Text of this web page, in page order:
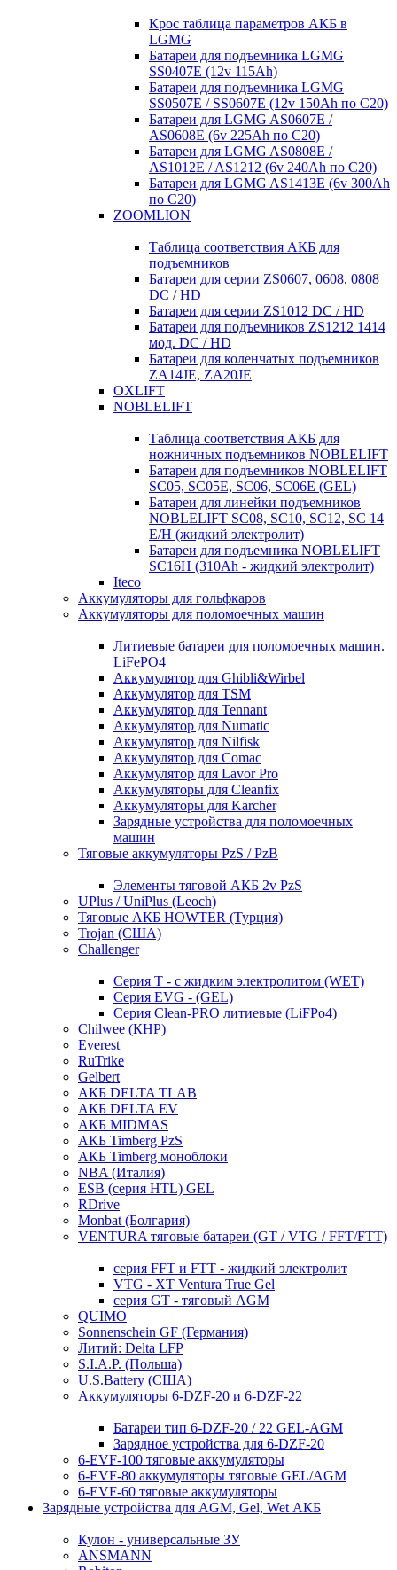
Крос таблица параметров АКБ в
LGMG
Батареи для подъемника LGMG
SS0407E (12v 115Ah)
Батареи для подъемника LGMG
SS0507E / SS0607E (12v 150Ah по С20)
Батареи для LGMG AS0607E /
AS0608E (6v 225Ah по С20)
Батареи для LGMG AS0808E /
AS1012E / AS1212 (6v 240Ah по С20)
Батареи для LGMG AS1413E (6v 300Ah
по С20)
ZOOMLION
Таблица соответствия АКБ для
подъемников
Батареи для серии ZS0607, 0608, 0808
DC / HD
Батареи для серии ZS1012 DC / HD
Батареи для подъемников ZS1212 1414
мод. DC / HD
Батареи для коленчатых подъемников
ZA14JE, ZA20JE
OXLIFT
NOBLELIFT
Таблица соответствия АКБ для
ножничных подъемников NOBLELIFT
Батареи для подъемников NOBLELIFT
SC05, SC05E, SC06, SC06E (GEL)
Батареи для линейки подъемников
NOBLELIFT SC08, SC10, SC12, SC 14
E/H (жидкий электролит)
Батареи для подъемника NOBLELIFT
SC16H (310Ah - жидкий электролит)
Iteco
Аккумуляторы для гольфкаров
Аккумуляторы для поломоечных машин
Литиевые батареи для поломоечных машин.
LiFePO4
Аккумулятор для Ghibli&Wirbel
Аккумулятор для TSM
Аккумулятор для Tennant
Аккумулятор для Numatic
Аккумулятор для Nilfisk
Аккумулятор для Comac
Аккумулятор для Lavor Pro
Аккумуляторы для Cleanfix
Аккумуляторы для Karcher
Зарядные устройства для поломоечных
машин
Тяговые аккумуляторы PzS / PzB
Элементы тяговой АКБ 2v PzS
UPlus / UniPlus (Leoch)
Тяговые АКБ HOWTER (Турция)
Trojan (США)
Challenger
Серия T - с жидким электролитом (WET)
Серия EVG - (GEL)
Серия Clean-PRO литиевые (LiFPo4)
Chilwee (КНР)
Everest
RuTrike
Gelbert
АКБ DELTA TLAB
АКБ DELTA EV
АКБ MIDMAS
АКБ Timberg PzS
АКБ Timberg моноблоки
NBA (Италия)
ESB (серия HTL) GEL
RDrive
Monbat (Болгария)
VENTURA тяговые батареи (GT / VTG / FFT/FTT)
серия FFT и FTT - жидкий электролит
VTG - XT Ventura True Gel
серия GT - тяговый AGM
QUIMO
Sonnenschein GF (Германия)
Литий: Delta LFP
S.I.A.P. (Польша)
U.S.Battery (США)
Аккумуляторы 6-DZF-20 и 6-DZF-22
Батареи тип 6-DZF-20 / 22 GEL-AGM
Зарядное устройства для 6-DZF-20
6-EVF-100 тяговые аккумуляторы
6-EVF-80 аккумуляторы тяговые GEL/AGM
6-EVF-60 тяговые аккумуляторы
Зарядные устройства для AGM, Gel, Wet АКБ
Кулон - универсальные ЗУ
ANSMANN